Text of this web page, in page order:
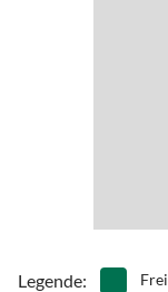
Legende: Frei